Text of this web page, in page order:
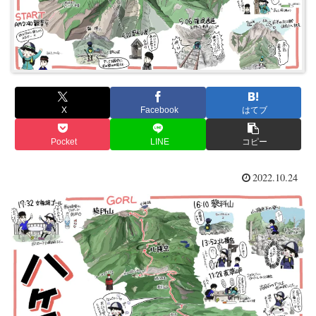
X Facebook はてブ
Pocket LINE コピー
2022.10.24